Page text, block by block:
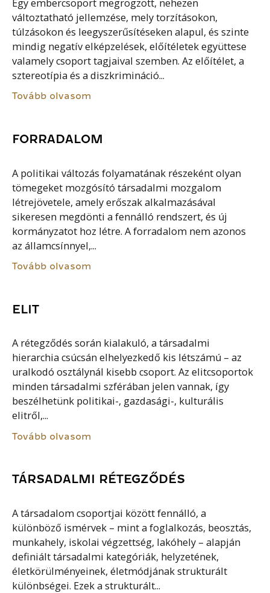
Egy embercsoport megrögzött, nehezen
változtatható jellemzése, mely torzításokon,
túlzásokon és leegyszerűsítéseken alapul, és szinte
mindig negatív elképzelések, előítéletek együttese
valamely csoport tagjaival szemben. Az előítélet, a
sztereotípia és a diszkrimináció...
Tovább olvasom
FORRADALOM
A politikai változás folyamatának részeként olyan
tömegeket mozgósító társadalmi mozgalom
létrejövetele, amely erőszak alkalmazásával
sikeresen megdönti a fennálló rendszert, és új
kormányzatot hoz létre. A forradalom nem azonos
az államcsínnyel,...
Tovább olvasom
ELIT
A rétegződés során kialakuló, a társadalmi
hierarchia csúcsán elhelyezkedő kis létszámú – az
uralkodó osztálynál kisebb csoport. Az elitcsoportok
minden társadalmi szférában jelen vannak, így
beszélhetünk politikai-, gazdasági-, kulturális
elitről,...
Tovább olvasom
TÁRSADALMI RÉTEGZŐDÉS
A társadalom csoportjai között fennálló, a
különböző ismérvek – mint a foglalkozás, beosztás,
munkahely, iskolai végzettség, lakóhely – alapján
definiált társadalmi kategóriák, helyzetének,
életkörülményeinek, életmódjának strukturált
különbségei. Ezek a strukturált...